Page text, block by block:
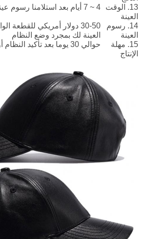
13. الوقت
العينة
4 ~ 7 أيام بعد استلامنا رسوم عينتك
14. رسوم
العينة
30-50 دولار أمريكي للقطعة الواحدة.
العينة لك بمجرد وضع النظام
15. مهلة
الإنتاج
حوالي 30 يوما بعد تأكيد النظام أو العينة المعتمدة